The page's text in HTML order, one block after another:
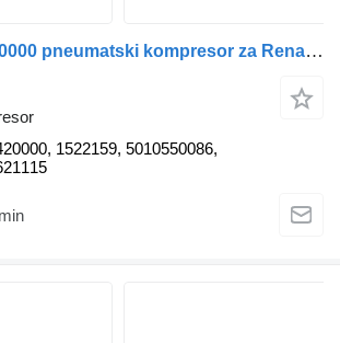
WABCO 4124420000 pneumatski kompresor za Renault kamiona
1522159, 5010550086,